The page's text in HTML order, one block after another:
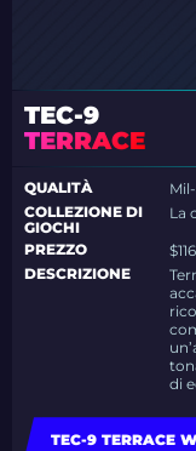
TEC-9
TERRACE
QUALITÀ
COLLEZIONE DI
GIOCHI
La
PREZZO
DESCRIZIONE
di
TEC-9 TERRACE